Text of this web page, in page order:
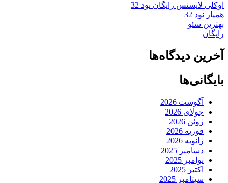
اوکلی لایسنس رایگان نود 32
همیار نود 32
بهترین سئو
رایگان
آخرین دیدگاه‌ها
بایگانی‌ها
آگوست 2026
جولای 2026
ژوئن 2026
فوریه 2026
ژانویه 2026
دسامبر 2025
نوامبر 2025
اکتبر 2025
سپتامبر 2025